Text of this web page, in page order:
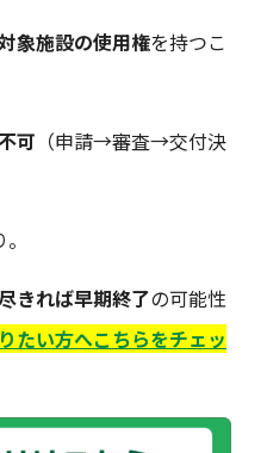
象施設の使用権を持つこ
可 （申請→審査→交付決
きれば早期終了の可能性
たい方へこちらをチェッ